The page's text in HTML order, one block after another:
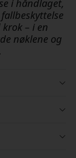
i håndlaget,
– i en
nøklene og